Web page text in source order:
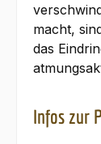
macht,
das
Infos zur